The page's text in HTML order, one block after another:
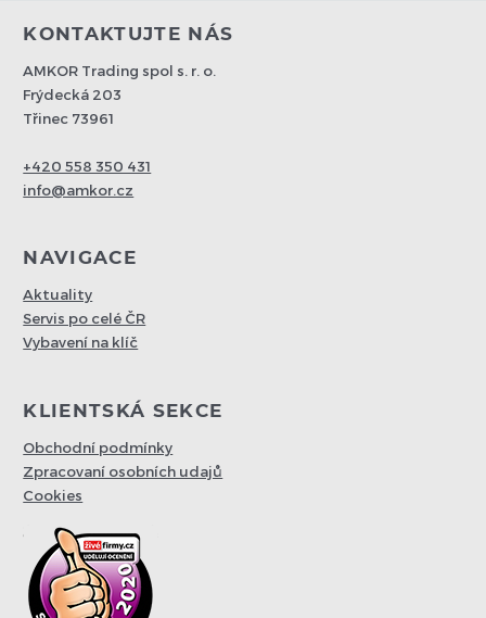
KONTAKTUJTE NÁS
AMKOR Trading spol s. r. o.
Frýdecká 203
Třinec 73961
+420 558 350 431
info@amkor.cz
NAVIGACE
Aktuality
Servis po celé ČR
Vybavení na klíč
KLIENTSKÁ SEKCE
Obchodní podmínky
Zpracovaní osobních udajů
Cookies